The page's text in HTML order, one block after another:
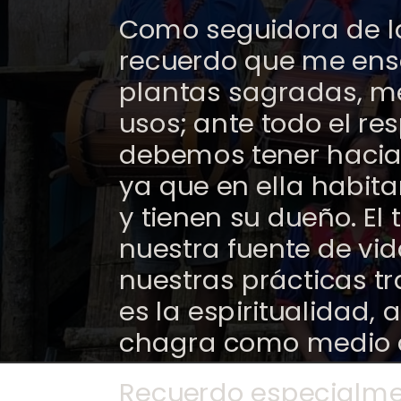
Como seguidora de
recuerdo que me
plantas sagradas,
usos; ante todo el
debemos tener
ya que en ella
y tienen su dueño. El
nuestra fuente de
nuestras prácticas
es la espiritualidad,
chagra como medio
Recuerdo